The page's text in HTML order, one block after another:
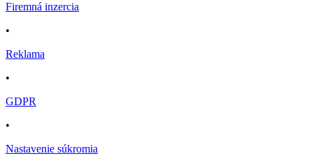
Firemná inzercia
•
Reklama
•
GDPR
•
Nastavenie súkromia